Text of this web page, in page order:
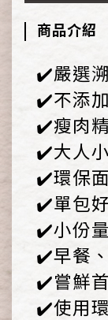
商品介紹
✔️嚴選
✔️不添
✔️瘦肉
✔️大人
✔️環保
✔️單包
✔️小份
✔️早餐
✔️嘗鮮
✔️使用